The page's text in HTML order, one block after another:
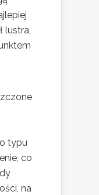
lustra,
typu
co
na